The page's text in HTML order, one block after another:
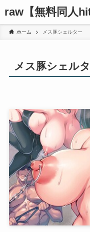
raw【無料同人
ホーム メス豚シェルター
メス豚シェル